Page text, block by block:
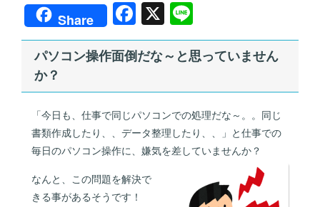
Share
F
a
c
b
o
o
k
X
n
e
パソコン操作面倒だな～と思っていません
か？
「今日も、仕事で同じパソコンでの処理だな～。。同じ
書類作成したり、、データ整理したり、、」と仕事での
毎日のパソコン操作に、嫌気を差していませんか？
なんと、この問題を解決で
きる事があるそうです！